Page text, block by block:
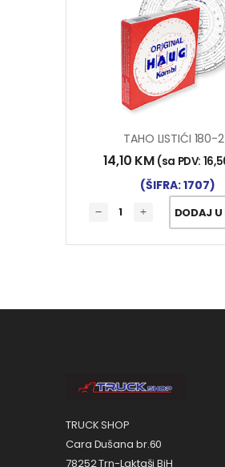
TAHO LISTIĆI 180-
14,10 KM (sa PDV:
(ŠIFRA: 1707)
DODAJ U
TRUCK SHOP
Cara Dušana br.60
78252 Trn-Laktaši BiH